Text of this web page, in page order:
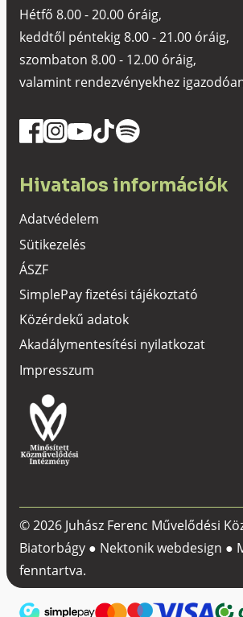
Hétfő 8.00 - 20.00 óráig,
keddtől péntekig 8.00 - 21.00 óráig,
szombaton 8.00 - 12.00 óráig,
valamint rendezvényekhez
Hivatalos információk
Adatvédelem
Sütikezelés
ÁSZF
SimplePay fizetési tájékoztató
Közérdekű adatok
Akadálymentesítési nyilatkozat
Impresszum
© 2026 Juhász Ferenc Művelődési
Biatorbágy ● Nektonik webdesign ●
fenntartva.